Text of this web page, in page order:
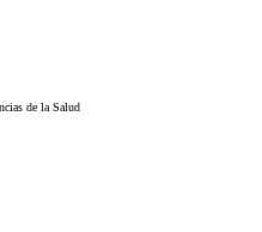
de la Salud